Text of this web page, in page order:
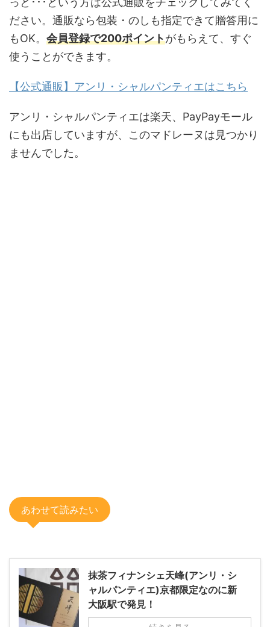
ださい。通販なら包装・のしも指定できて贈答用に
もOK。 会員登録で200ポイントがもらえて、すぐ
使うことができます。
【公式通販】アンリ・シャルパンティエはこちら
アンリ・シャルパンティエは楽天、PayPayモール
にも出店していますが、このマドレーヌは見つかり
ませんでした。
あわせて読みたい
抹茶フィナンシェ天峰(アンリ・シ
ャルパンティエ)京都限定なのに新
大阪駅で発見！